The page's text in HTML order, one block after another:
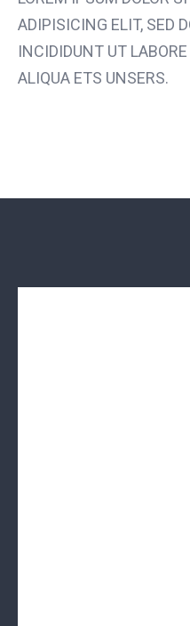
ADIPISICING ELIT, SED
INCIDIDUNT UT
ALIQUA ETS UNSERS.